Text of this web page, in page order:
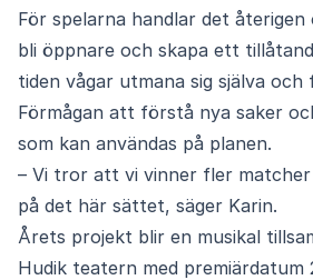
För spelarna handlar det
bli öppnare och skapa ett
tiden vågar utmana sig själva och
Förmågan att förstå nya saker
som kan användas på planen.
– Vi tror att vi vinner fler
på det här sättet, säger Karin.
Årets projekt blir en musikal
Hudik teatern med premiärdatum